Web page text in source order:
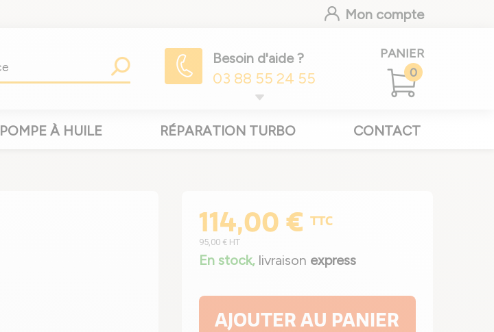
Mon compte
Besoin d'aide ?
03 88 55 24 55
PANIER
0
POMPE À HUILE RÉPARATION TURBO CONTACT
114,00 € TTC
95,00 € HT
En stock, livraison express
AJOUTER AU PANIER